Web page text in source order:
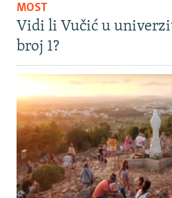
MOST
Vidi li Vučić u
broj 1?